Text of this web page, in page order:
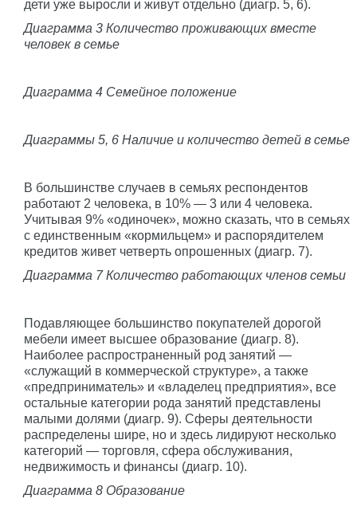
дети уже выросли и живут отдельно (диагр. 5, 6).
Диаграмма 3 Количество проживающих вместе
человек в семье
Диаграмма 4 Семейное положение
Диаграммы 5, 6 Наличие и количество детей в семье
В большинстве случаев в семьях респондентов
работают 2 человека, в 10% — 3 или 4 человека.
Учитывая 9% «одиночек», можно сказать, что в семьях
с единственным «кормильцем» и распорядителем
кредитов живет четверть опрошенных (диагр. 7).
Диаграмма 7 Количество работающих членов семьи
Подавляющее большинство покупателей дорогой
мебели имеет высшее образование (диагр. 8).
Наиболее распространенный род занятий —
«служащий в коммерческой структуре», а также
«предприниматель» и «владелец предприятия», все
остальные категории рода занятий представлены
малыми долями (диагр. 9). Сферы деятельности
распределены шире, но и здесь лидируют несколько
категорий — торговля, сфера обслуживания,
недвижимость и финансы (диагр. 10).
Диаграмма 8 Образование